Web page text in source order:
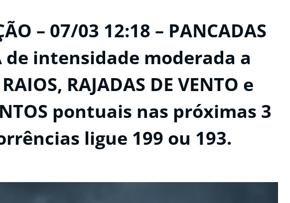
– 07/03 12:18 – PANCADAS
de intensidade moderada a
RAJADAS DE VENTO e
pontuais nas próximas 3
ligue 199 ou 193.